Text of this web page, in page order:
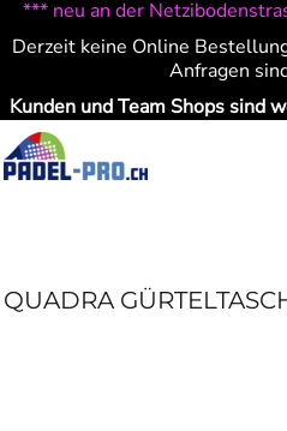
*** neu an der
Derzeit keine Online
Anfragen
Kunden und Team Shops sind
QUADRA